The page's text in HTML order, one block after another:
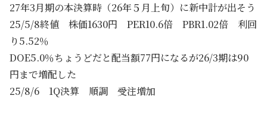
27年3月期の本決算時（26年５月上旬）に新中計が出そう
25/5/8終値 株価1630円 PER10.6倍 PBR1.02倍 利回
り5.52％
DOE5.0％ちょうどだと配当額77円になるが26/3期は90
円まで増配した
25/8/6 1Q決算 順調 受注増加